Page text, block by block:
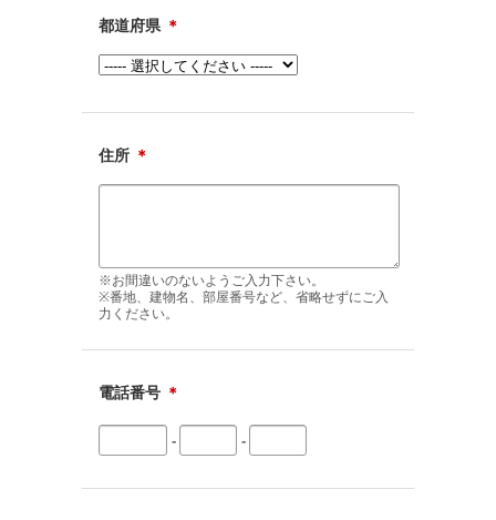
都道府県 ＊
住所 ＊
※お間違いのないようご入力下さい。
※番地、建物名、部屋番号など、省略せずにご入
力ください。
電話番号 ＊
- -